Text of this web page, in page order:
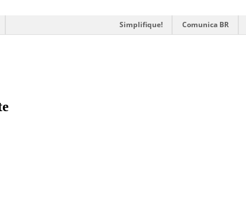
Simplifique! Comunica BR